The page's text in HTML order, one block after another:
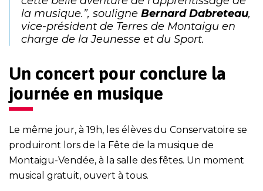
la musique.”, souligne Bernard Dabreteau,
vice-président de Terres de Montaigu en
charge de la Jeunesse et du Sport.
Un concert pour conclure la
journée en musique
Le même jour, à 19h, les élèves du Conservatoire se
produiront lors de la Fête de la musique de
Montaigu-Vendée, à la salle des fêtes. Un moment
musical gratuit, ouvert à tous.